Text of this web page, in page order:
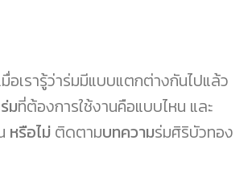
อเรารู้ว่าร่มมีแบบแตกต่างกันไปแล้ว
ร่มที่ต้องการใช้งานคือแบบไหน และ
หรือไม่ ติดตามบทความร่มศิริบัวทอง